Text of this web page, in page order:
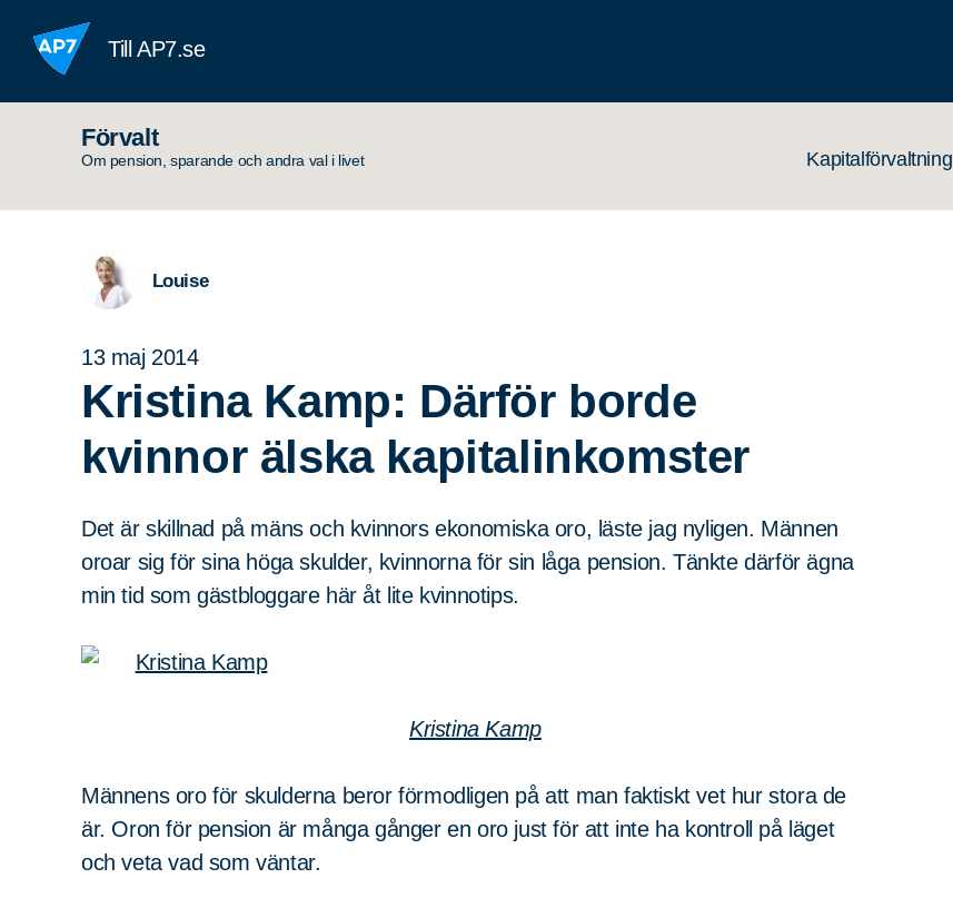
Hoppa till innehållet
Till AP7.se
Förvalt
Om pension, sparande och andra val i livet Kapitalförvaltning
Louise
13 maj 2014
Kristina Kamp: Därför borde
kvinnor älska kapitalinkomster
Det är skillnad på mäns och kvinnors ekonomiska oro, läste jag nyligen. Männen
oroar sig för sina höga skulder, kvinnorna för sin låga pension. Tänkte därför ägna
min tid som gästbloggare här åt lite kvinnotips.
Kristina Kamp
Männens oro för skulderna beror förmodligen på att man faktiskt vet hur stora de
är. Oron för pension är många gånger en oro just för att inte ha kontroll på läget
och veta vad som väntar.